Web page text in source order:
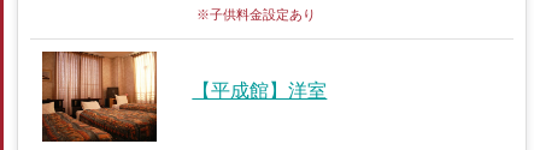
※子供料金設定あり
【平成館】洋室